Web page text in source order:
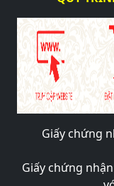
Giấy chứng
Giấy chứng